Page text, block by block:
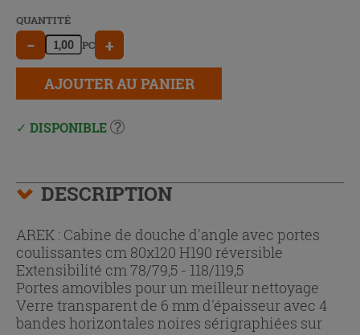
QUANTITÉ
− PC +
AJOUTER AU PANIER
DISPONIBLE
DESCRIPTION
AREK : Cabine de douche d'angle avec portes
coulissantes cm 80x120 H190 réversible
Extensibilité cm 78/79,5 - 118/119,5
Portes amovibles pour un meilleur nettoyage
Verre transparent de 6 mm d'épaisseur avec 4
bandes horizontales noires sérigraphiées sur